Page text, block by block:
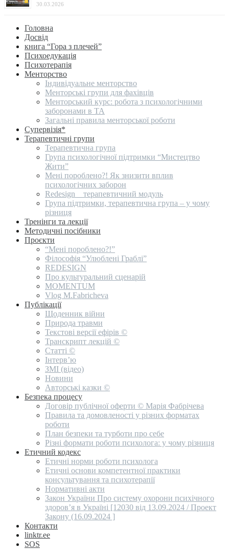
30.03.2026
Головна
Досвід
книга “Гора з плечей”
Психоедукація
Психотерапія
Менторство
Індивідуальне менторство
Менторські групи для фахівців
Менторський курс: робота з психологічними
заборонами в ТА
Загальні правила менторської роботи
Супервізія*
Терапевтичні групи
Терапевтична група
Група психологічної підтримки “Мистецтво
Жити”
Мені пороблено?! Як знизити вплив
психологічних заборон
Redesign _ терапевтичний модуль
Група підтримки, терапевтична група – у чому
різниця
Тренінги та лекції
Методичні посібники
Проєкти
“Мені пороблено?!”
Філософія “Улюблені Граблі”
REDESIGN
Про культуральний сценарій
MOMENTUM
Vlog M.Fabricheva
Публікації
Щоденник війни
Природа травми
Текстові версії ефірів ©
Транскрипт лекцій ©
Статті ©
Інтерв’ю
ЗМІ (відео)
Новини
Авторські казки ©
Безпека процесу
Договір публічної оферти © Марія Фабрічева
Правила та домовленості у різних форматах
роботи
План безпеки та турботи про себе
Різні формати роботи психолога: у чому різниця
Етичний кодекс
Етичні норми роботи психолога
Етичні основи компетентної практики
консультування та психотерапії
Нормативні акти
Закон України Про систему охорони психічного
здоров’я в Україні [12030 від 13.09.2024 / Проект
Закону (16.09.2024 ]
Контакти
linktr.ee
SOS